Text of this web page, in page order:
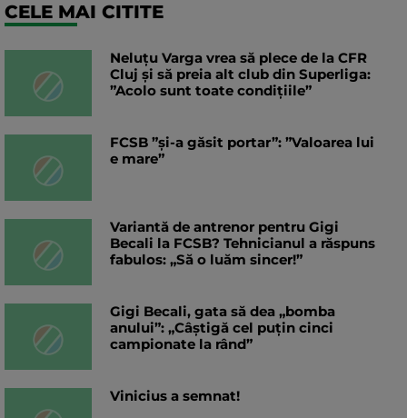
CELE MAI CITITE
Neluțu Varga vrea să plece de la CFR
Cluj și să preia alt club din Superliga:
”Acolo sunt toate condițiile”
FCSB ”și-a găsit portar”: ”Valoarea lui
e mare”
Variantă de antrenor pentru Gigi
Becali la FCSB? Tehnicianul a răspuns
fabulos: „Să o luăm sincer!”
Gigi Becali, gata să dea „bomba
anului”: „Câștigă cel puțin cinci
campionate la rând”
Vinicius a semnat!